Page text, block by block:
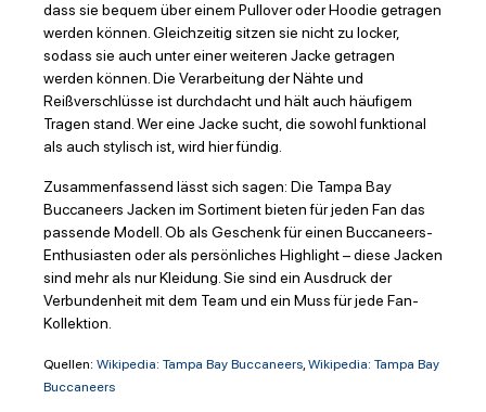
dass sie bequem über einem Pullover oder Hoodie getragen
werden können. Gleichzeitig sitzen sie nicht zu locker,
sodass sie auch unter einer weiteren Jacke getragen
werden können. Die Verarbeitung der Nähte und
Reißverschlüsse ist durchdacht und hält auch häufigem
Tragen stand. Wer eine Jacke sucht, die sowohl funktional
als auch stylisch ist, wird hier fündig.
Zusammenfassend lässt sich sagen: Die Tampa Bay
Buccaneers Jacken im Sortiment bieten für jeden Fan das
passende Modell. Ob als Geschenk für einen Buccaneers-
Enthusiasten oder als persönliches Highlight – diese Jacken
sind mehr als nur Kleidung. Sie sind ein Ausdruck der
Verbundenheit mit dem Team und ein Muss für jede Fan-
Kollektion.
Quellen: Wikipedia: Tampa Bay Buccaneers, Wikipedia: Tampa Bay
Buccaneers